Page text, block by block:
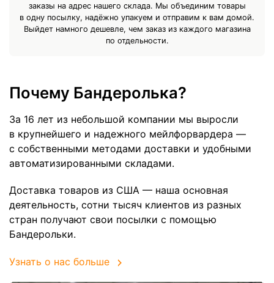
заказы на адрес нашего склада. Мы объединим товары
в одну посылку, надёжно упакуем и отправим к вам домой.
Выйдет намного дешевле, чем заказ из каждого магазина
по отдельности.
Почему Бандеролька?
За 16 лет из небольшой компании мы выросли
в крупнейшего и надежного мейлфорвардера —
с собственными методами доставки и удобными
автоматизированными складами.
Доставка товаров из США — наша основная
деятельность, сотни тысяч клиентов из разных
стран получают свои посылки с помощью
Бандерольки.
Узнать о нас больше